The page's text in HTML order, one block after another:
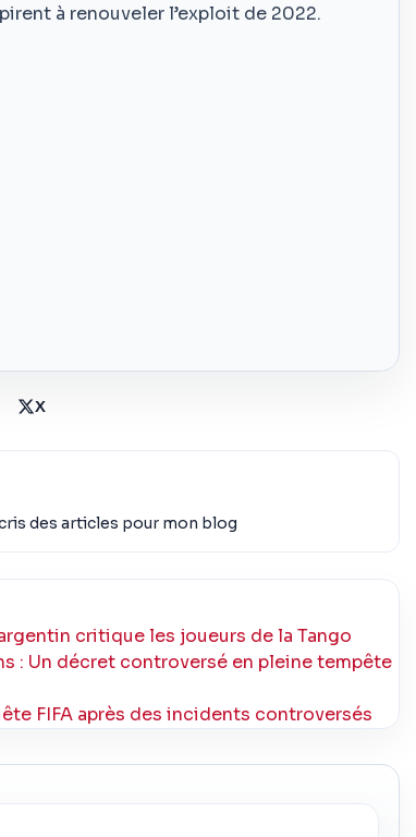
à renouveler l’exploit de 2022.
X
des articles pour mon blog
critique les joueurs de la Tango
: Un décret controversé en pleine tempête
FIFA après des incidents controversés